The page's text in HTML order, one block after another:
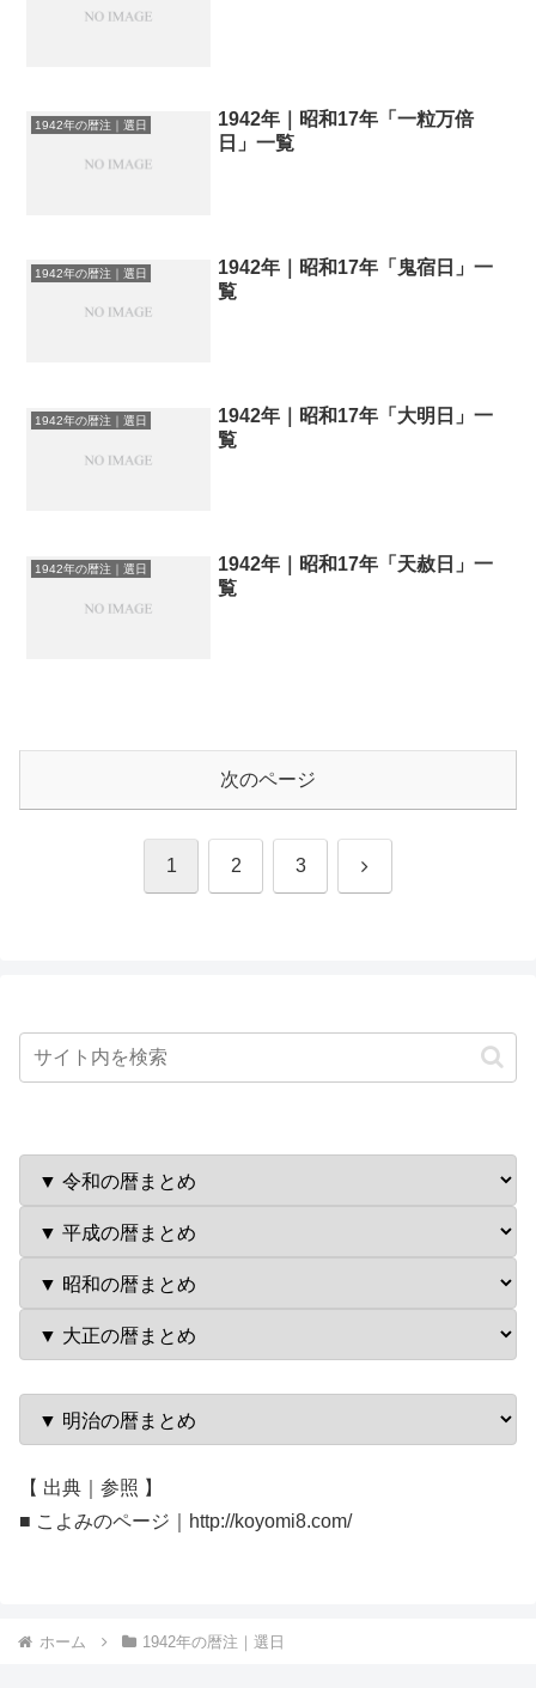
1942年の暦注｜選日
1942年｜昭和17年「一粒万倍
日」一覧
1942年の暦注｜選日
1942年｜昭和17年「鬼宿日」一
覧
1942年の暦注｜選日
1942年｜昭和17年「大明日」一
覧
1942年の暦注｜選日
1942年｜昭和17年「天赦日」一
覧
次のページ
1 2 3 次
【 出典｜参照 】
■ こよみのページ｜http://koyomi8.com/
ホーム 1942年の暦注｜選日